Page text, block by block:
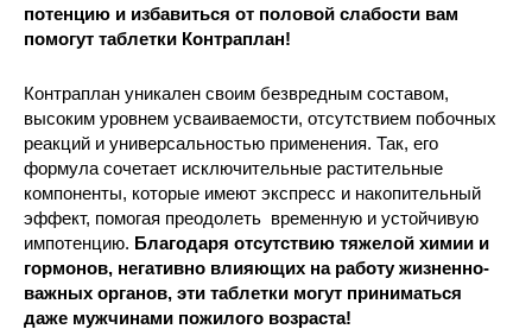
потенцию и избавиться от половой слабости вам
помогут таблетки Контраплан!
Контраплан уникален своим безвредным составом,
высоким уровнем усваиваемости, отсутствием побочных
реакций и универсальностью применения. Так, его
формула сочетает исключительные растительные
компоненты, которые имеют экспресс и накопительный
эффект, помогая преодолеть временную и устойчивую
импотенцию. Благодаря отсутствию тяжелой химии и
гормонов, негативно влияющих на работу жизненно-
важных органов, эти таблетки могут приниматься
даже мужчинами пожилого возраста!